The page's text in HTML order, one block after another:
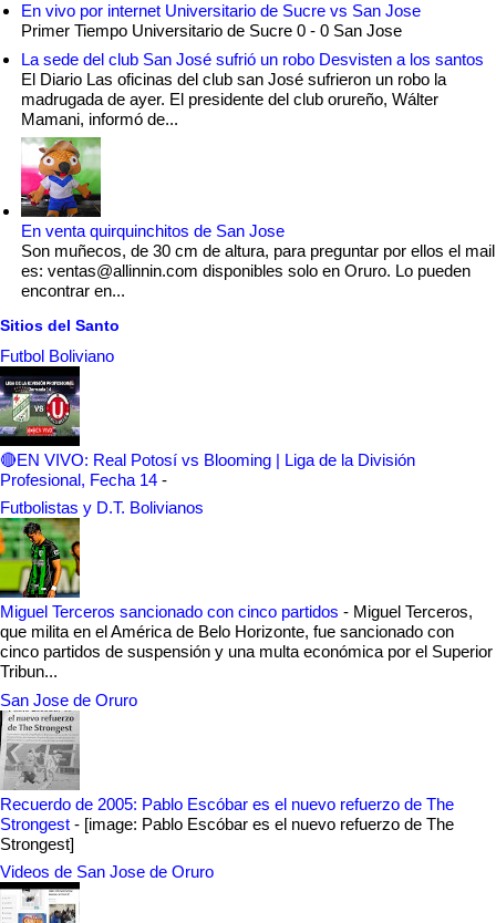
En vivo por internet Universitario de Sucre vs San Jose
Primer Tiempo Universitario de Sucre 0 - 0 San Jose
La sede del club San José sufrió un robo Desvisten a los santos
El Diario Las oficinas del club san José sufrieron un robo la
madrugada de ayer. El presidente del club orureño, Wálter
Mamani, informó de...
En venta quirquinchitos de San Jose
Son muñecos, de 30 cm de altura, para preguntar por ellos el mail
es: ventas@allinnin.com disponibles solo en Oruro. Lo pueden
encontrar en...
Sitios del Santo
Futbol Boliviano
🔴EN VIVO: Real Potosí vs Blooming | Liga de la División
Profesional, Fecha 14 -
Futbolistas y D.T. Bolivianos
Miguel Terceros sancionado con cinco partidos - Miguel Terceros,
que milita en el América de Belo Horizonte, fue sancionado con
cinco partidos de suspensión y una multa económica por el Superior
Tribun...
San Jose de Oruro
Recuerdo de 2005: Pablo Escóbar es el nuevo refuerzo de The
Strongest - [image: Pablo Escóbar es el nuevo refuerzo de The
Strongest]
Videos de San Jose de Oruro